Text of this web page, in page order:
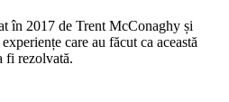
în 2017 de Trent McConaghy și
care au făcut ca această
fi rezolvată.